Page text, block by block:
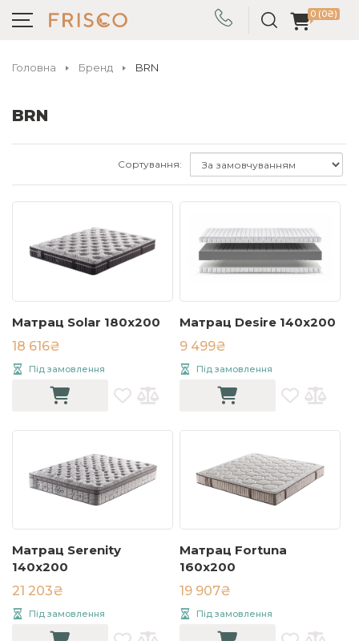
0 (0₴)
Головна Бренд BRN
BRN
Сортування:
Матрац Solar 180х200
18 616₴
Під замовлення
Матрац Desire 140х200
9 499₴
Під замовлення
Матрац Serenity
140х200
21 203₴
Під замовлення
Матрац Fortuna
160x200
19 907₴
Під замовлення